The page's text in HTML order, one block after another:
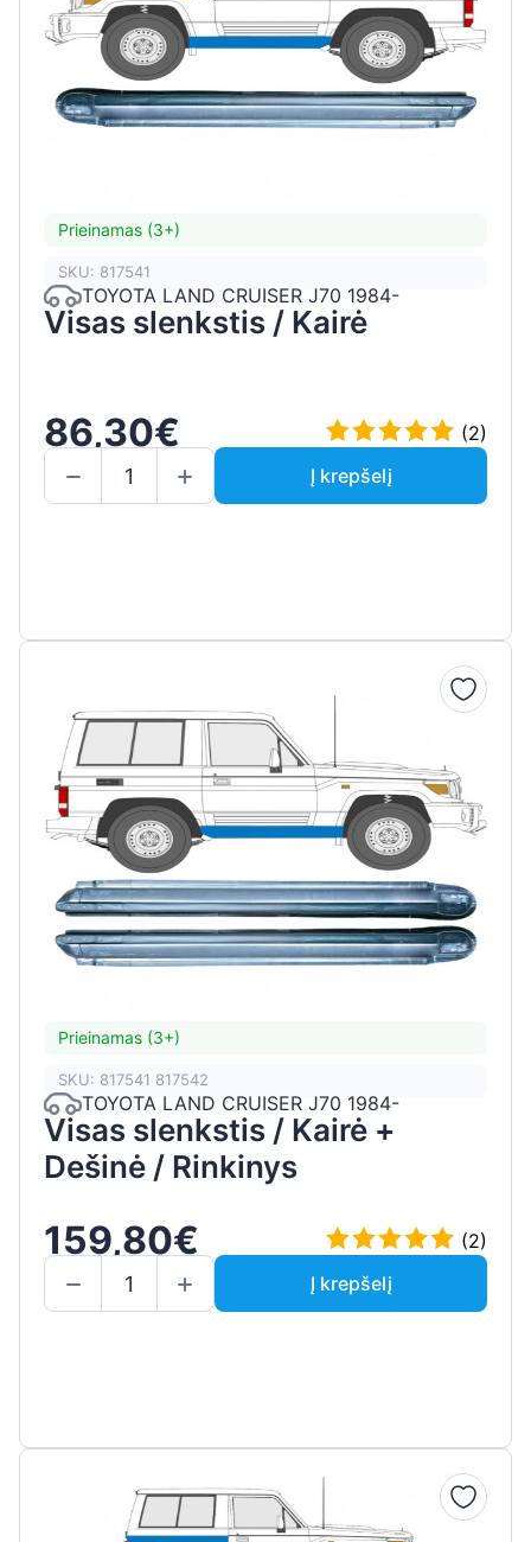
Prieinamas (3+)
SKU: 817541
TOYOTA LAND CRUISER J70 1984-
Visas slenkstis / Kairė
86,30€
(2)
Į krepšelį
Prieinamas (3+)
SKU: 817541 817542
TOYOTA LAND CRUISER J70 1984-
Visas slenkstis / Kairė +
Dešinė / Rinkinys
159,80€
(2)
Į krepšelį